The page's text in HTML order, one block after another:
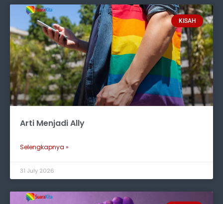
KISAH
Arti Menjadi Ally
Selengkapnya »
31 July 2026